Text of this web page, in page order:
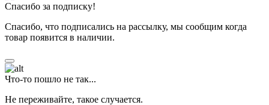
Спасибо за подписку!
Спасибо, что подписались на рассылку, мы сообщим когда
товар появится в наличии.
Что-то пошло не так...
Не переживайте, такое случается.